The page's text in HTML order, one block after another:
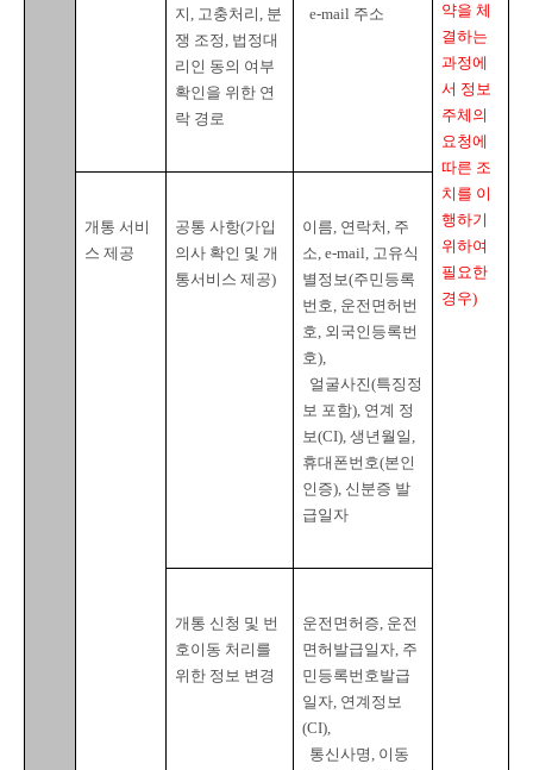
약을 체
결하는
과정에
서 정보
주체의
요청에
따른 조
치를 이
행하기
위하여
필요한
경우)
지, 고충처리, 분
쟁 조정, 법정대
리인 동의 여부
확인을 위한 연
락 경로
  e-mail
주소
개통 서비
스 제공
공통 사항(가입
의사 확인 및 개
통서비스 제공)
이름, 연락처, 주
소, e-mail, 고유식
별정보(주민등록
번호, 운전면허번
호, 외국인등록번
호),
얼굴사진(특징정
보 포함), 연계 정
보(CI), 생년월일
휴대폰번호(본인
인증), 신분증 발
급일자
개통 신청 및 번
호이동 처리를
위한 정보 변경
운전면허증, 운전
면허발급일자, 주
민등록번호발급
일자, 연계정보
(CI),
통신사명, 이동